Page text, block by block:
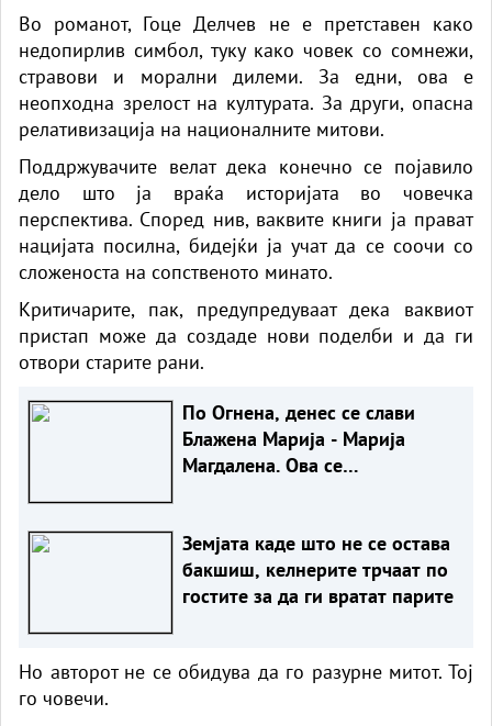
Во романот, Гоце Делчев не е претставен како
недопирлив симбол, туку како човек со сомнежи,
стравови и морални дилеми. За едни, ова е
неопходна зрелост на културата. За други, опасна
релативизација на националните митови.
Поддржувачите велат дека конечно се појавило
дело што ја враќа историјата во човечка
перспектива. Според нив, ваквите книги ја прават
нацијата посилна, бидејќи ја учат да се соочи со
сложеноста на сопственото минато.
Критичарите, пак, предупредуваат дека ваквиот
пристап може да создаде нови поделби и да ги
отвори старите рани.
По Огнена, денес се слави
Блажена Марија - Марија
Магдалена. Ова се
Земјата каде што не се остава
бакшиш, келнерите трчаат по
гостите за да ги вратат парите
Но авторот не се обидува да го разурне митот. Тој
го човечи.